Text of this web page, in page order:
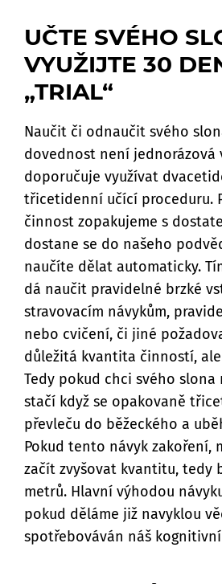
UČTE SVÉHO
VYUŽIJTE 30
„TRIAL“
Naučit či odnaučit svého
dovednost není jednorázová
doporučuje využívat
třicetidenní učící proceduru.
činnost zopakujeme s
dostane se do našeho
naučíte dělat automaticky.
dá naučit pravidelné brzké
stravovacím návykům,
nebo cvičení, či jiné
důležitá kvantita činností,
Tedy pokud chci svého
stačí když se opakovaně
převleču do běžeckého a
Pokud tento návyk zakoření,
začít zvyšovat kvantitu, tedy
metrů. Hlavní výhodou
pokud děláme již navyklou
spotřebováván náš